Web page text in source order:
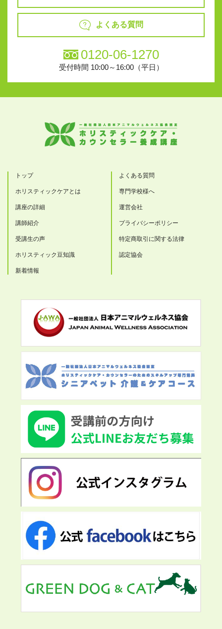
よくある質問
0120-06-1270
受付時間 10:00～16:00（平日）
トップ
ホリスティックケアとは
講座の詳細
講師紹介
受講生の声
ホリスティック豆知識
新着情報
よくある質問
専門学校様へ
運営会社
プライバシーポリシー
特定商取引に関する法律
認定協会